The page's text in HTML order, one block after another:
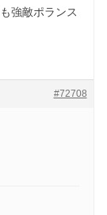
強敵ポランス
#72708